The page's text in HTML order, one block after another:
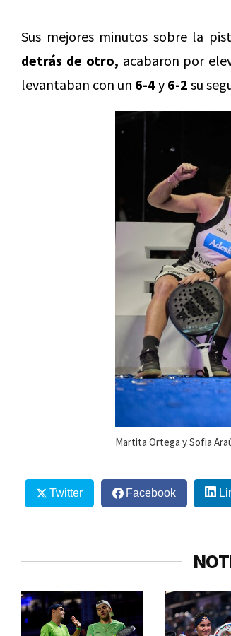
Sus mejores minutos sobre la
detrás de otro, acabaron por
levantaban con un 6-4y 6-2 su
Martita Ortega y Sofia
Twitter Facebook